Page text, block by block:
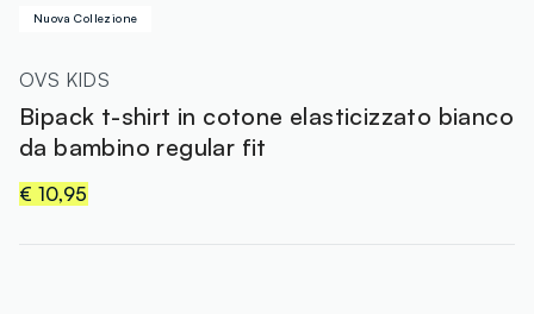
Nuova Collezione
OVS KIDS
Bipack t-shirt in cotone elasticizzato bianco
da bambino regular fit
€ 10,95